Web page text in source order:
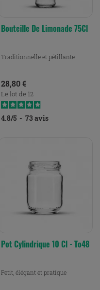
Bouteille De Limonade 75Cl
Traditionnelle et pétillante
Prix
28,80 €
Le lot de 12
4.8/5 - 73 avis
Pot Cylindrique 10 Cl - To48
Petit, élégant et pratique